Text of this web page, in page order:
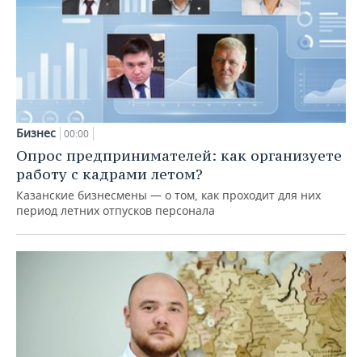
Бизнес 00:00
Опрос предпринимателей: как организуете
работу с кадрами летом?
Казанские бизнесмены — о том, как проходит для них
период летних отпусков персонала